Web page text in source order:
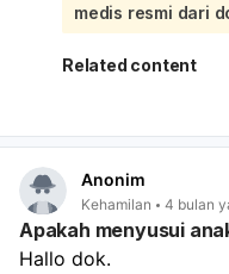
untuk memastikan
produk tersebut
kehamilan. Dokter
kesehatan Anda dan
Anda.
medis resmi dari
Related content
Anonim
Kehamilan 4 bulan
Apakah menyusui
Hallo dok.